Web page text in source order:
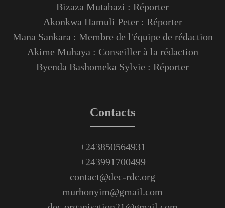
Bizaza Mutabazi : Réporter
Akonkwa Hamuli Peter : Réporter
Mana Sankara : Membre de l'équipe de rédaction
Akime Muhaya : Conseiller à la rédaction
Byenda Bashomeka Sylvie : Réporter
Contacts
+243850564931
+243991700499
contact@dec-rdc.org
murhonyim@gmail.com